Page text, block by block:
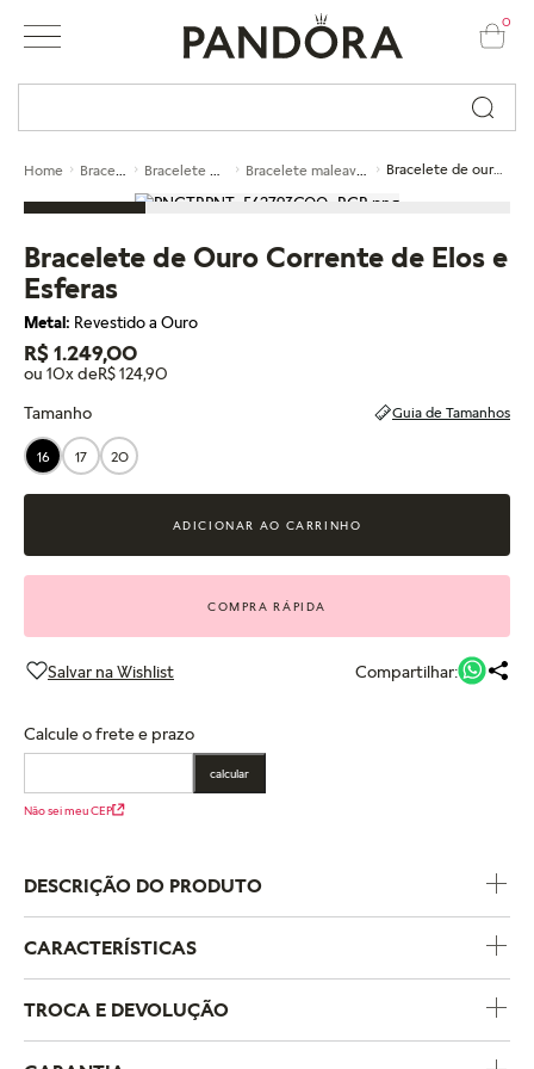
0
Busque por nome ou código...
Home Bracelete maleavel em ouro Bracelete de ouro corrente de elos e esferas
Bracelete de Ouro Corrente de Elos e
Esferas
Metal: Revestido a Ouro
R$ 1.249,00
ou 10x deR$ 124,90
Tamanho
Guia de Tamanhos
16 17 20
ADICIONAR AO CARRINHO
COMPRA RÁPIDA
Compartilhar:
Calcule o frete e prazo
calcular
Não sei meu CEP
DESCRIÇÃO DO PRODUTO
CARACTERÍSTICAS
Coleção
Pandora Me
TROCA E DEVOLUÇÃO